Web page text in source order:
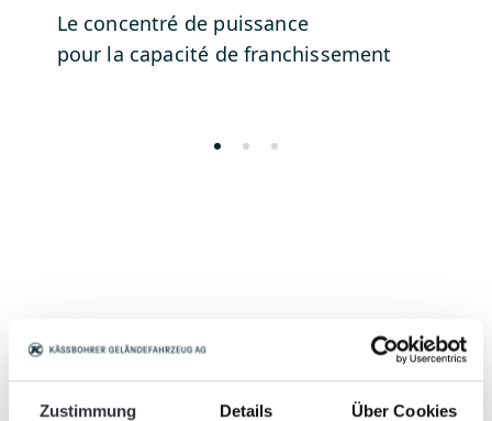
Zustimmung Details Über Cookies
Le concentré de puissance
pour la capacité de franchissement
Downloads